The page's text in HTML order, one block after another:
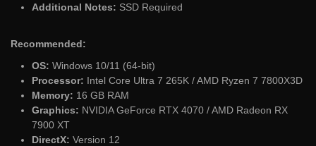
Additional Notes: SSD Required
Recommended:
OS: Windows 10/11 (64-bit)
Processor: Intel Core Ultra 7 265K / AMD Ryzen 7 7800X3D
Memory: 16 GB RAM
Graphics: NVIDIA GeForce RTX 4070 / AMD Radeon RX
7900 XT
DirectX: Version 12